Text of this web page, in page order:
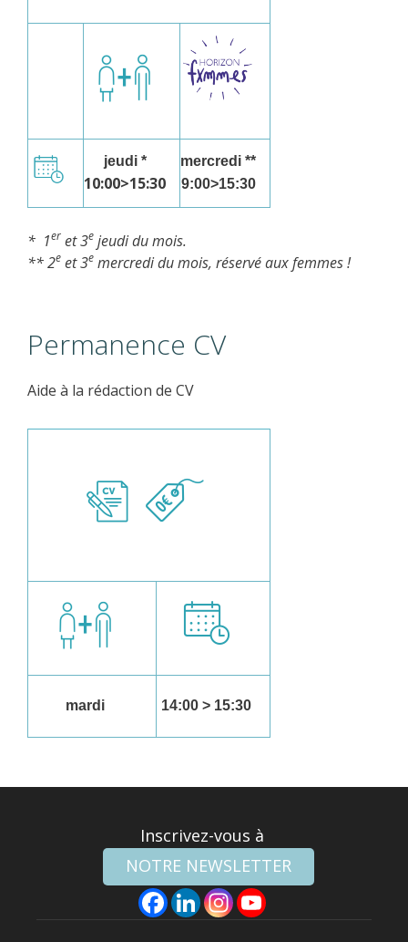
jeudi *
10:00>15:30
mercredi **
9:00>15:30
* 1er et 3e jeudi du mois.
** 2e et 3e mercredi du mois, réservé aux femmes !
Permanence CV
Aide à la rédaction de CV
mardi 14:00 > 15:30
Inscrivez-vous à
NOTRE NEWSLETTER